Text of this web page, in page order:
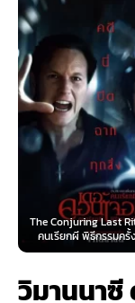
Last Rites (2025)
ยกผี พิธีกรรมครั้งสุดท้าย...
วิมานนาซี